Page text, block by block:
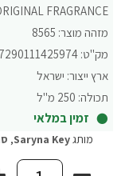
FRAGRANCE
מזהה מוצר: 8565
מק"ט: 7290111425974
ארץ ייצור: ישראל
תכולה: 250 מ"ל
זמין במלאי
מותגSaryna Key
,